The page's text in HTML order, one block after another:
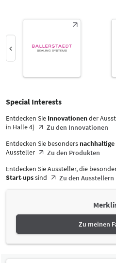
Special Interests
Entdecken Sie Innovationender
in Halle 4)
Zu den Innovationen
Entdecken Sie besonders nachhaltige
Aussteller
Zu den Produkten
Entdecken Sie Aussteller, die
Start-upssind Zu den Ausstellern
Zu meinen
Select Input
Biobasierte
Select Input
Katalog
Halle
Alle
Land
-
Alle